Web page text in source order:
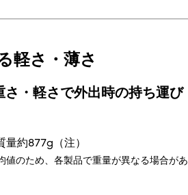
軽さ・薄さ
・軽さで外出時の持ち運び
約877g（注）
値のため、各製品で重量が異なる場合があ